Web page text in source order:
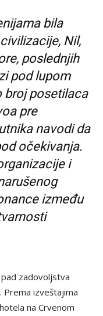
bila
Nil,
poslednjih
pod lupom
broj posetilaca
pre
navodi da
očekivanja.
i
između
pad zadovoljstva
izveštajima
na Crvenom